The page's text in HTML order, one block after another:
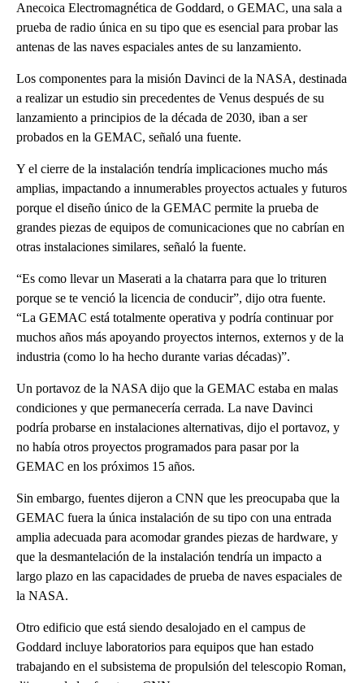
Anecoica Electromagnética de Goddard, o GEMAC, una sala a
prueba de radio única en su tipo que es esencial para probar las
antenas de las naves espaciales antes de su lanzamiento.
Los componentes para la misión Davinci de la NASA, destinada
a realizar un estudio sin precedentes de Venus después de su
lanzamiento a principios de la década de 2030, iban a ser
probados en la GEMAC, señaló una fuente.
Y el cierre de la instalación tendría implicaciones mucho más
amplias, impactando a innumerables proyectos actuales y futuros
porque el diseño único de la GEMAC permite la prueba de
grandes piezas de equipos de comunicaciones que no cabrían en
otras instalaciones similares, señaló la fuente.
“Es como llevar un Maserati a la chatarra para que lo trituren
porque se te venció la licencia de conducir”, dijo otra fuente.
“La GEMAC está totalmente operativa y podría continuar por
muchos años más apoyando proyectos internos, externos y de la
industria (como lo ha hecho durante varias décadas)”.
Un portavoz de la NASA dijo que la GEMAC estaba en malas
condiciones y que permanecería cerrada. La nave Davinci
podría probarse en instalaciones alternativas, dijo el portavoz, y
no había otros proyectos programados para pasar por la
GEMAC en los próximos 15 años.
Sin embargo, fuentes dijeron a CNN que les preocupaba que la
GEMAC fuera la única instalación de su tipo con una entrada
amplia adecuada para acomodar grandes piezas de hardware, y
que la desmantelación de la instalación tendría un impacto a
largo plazo en las capacidades de prueba de naves espaciales de
la NASA.
Otro edificio que está siendo desalojado en el campus de
Goddard incluye laboratorios para equipos que han estado
trabajando en el subsistema de propulsión del telescopio Roman,